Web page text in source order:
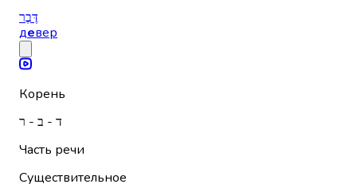
דֶּבֶר
девер
Корень
ד - ב - ר
Часть речи
Существительное